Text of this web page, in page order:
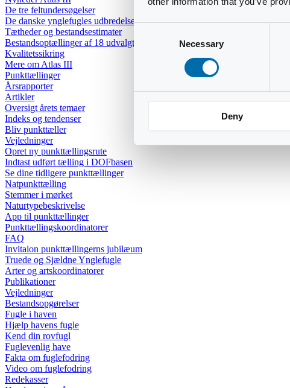
Selection
Necessary
Deny
De tre feltundersøgelser
De danske ynglefugles udbredelse
Tætheder og bestandsestimater
Bestandsoptællinger af 18 udvalgte arter
Kvalitetssikring
Mere om Atlas III
Punkttællinger
Årsrapporter
Artikler
Oversigt årets temaer
Indeks og tendenser
Bliv punkttæller
Vejledninger
Opret ny punkttællingsrute
Indtast udført tælling i DOFbasen
Se dine tidligere punkttællinger
Natpunkttælling
Stemmer i mørket
Naturtypebeskrivelse
App til punkttællinger
Punkttællingskoordinatorer
FAQ
Invitaion punkttællingerns jubilæum
Truede og Sjældne Ynglefugle
Arter og artskoordinatorer
Publikationer
Vejledninger
Bestandsopgørelser
Fugle i haven
Hjælp havens fugle
Kend din rovfugl
Fuglevenlig have
Fakta om fuglefodring
Video om fuglefodring
Redekasser